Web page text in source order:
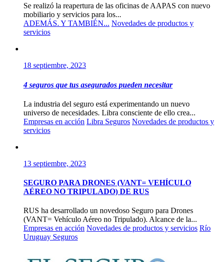
Se realizó la reapertura de las oficinas de AAPAS con nuevo
mobiliario y servicios para los...
ADEMÁS. Y TAMBIÉN... Novedades de productos y
servicios
18 septiembre, 2023
4 seguros que tus asegurados pueden necesitar
La industria del seguro está experimentando un nuevo
universo de necesidades. Libra consciente de ello crea...
Empresas en acción Libra Seguros Novedades de productos y
servicios
13 septiembre, 2023
SEGURO PARA DRONES (VANT= VEHÍCULO
AÉREO NO TRIPULADO) DE RUS
RUS ha desarrollado un novedoso Seguro para Drones
(VANT= Vehículo Aéreo no Tripulado). Alcance de la...
Empresas en acción Novedades de productos y servicios Río
Uruguay Seguros